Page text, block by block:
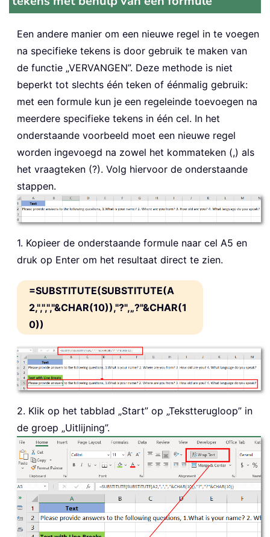
Een andere manier om een nieuwe regel in te voegen
na specifieke tekens is door gebruik te maken van
de functie „VERVANGEN”. Deze methode is niet
beperkt tot slechts één teken of éénmalig gebruik:
met een formule kun je een regeleinde toevoegen na
meerdere specifieke tekens in één cel. In het
onderstaande voorbeeld moet een nieuwe regel
worden ingevoegd na zowel het kommateken (,) als
het vraagteken (?). Volg hiervoor de onderstaande
stappen.
1. Kopieer de onderstaande formule naar cel A5 en
druk op Enter om het resultaat direct te zien.
=SUBSTITUTE(SUBSTITUTE(A
2,",",","&CHAR(10)),"?",„?"&CHAR(1
0))
2. Klik op het tabblad „Start” op „Tekstterugloop” in
de groep „Uitlijning”.